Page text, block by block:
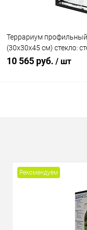
Террариум профильный
(30х30х45 см) стекло:
черный
10 565 руб. / шт
Рекомендуем